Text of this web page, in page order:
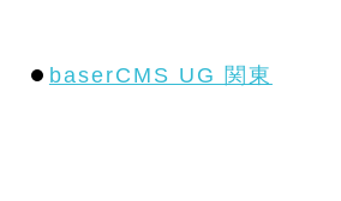
baserCMS UG 関東